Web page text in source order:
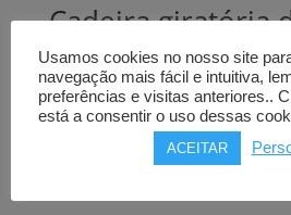
Cadeira giratória
AQUATEC
ajustável
160,00€
Usamos cookies no nosso site
navegação mais fácil e intuitiva,
preferências e visitas anteriores..
está a consentir o uso dessas
ACEITAR